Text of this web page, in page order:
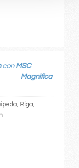
con MSC
Magnifica
Riga,